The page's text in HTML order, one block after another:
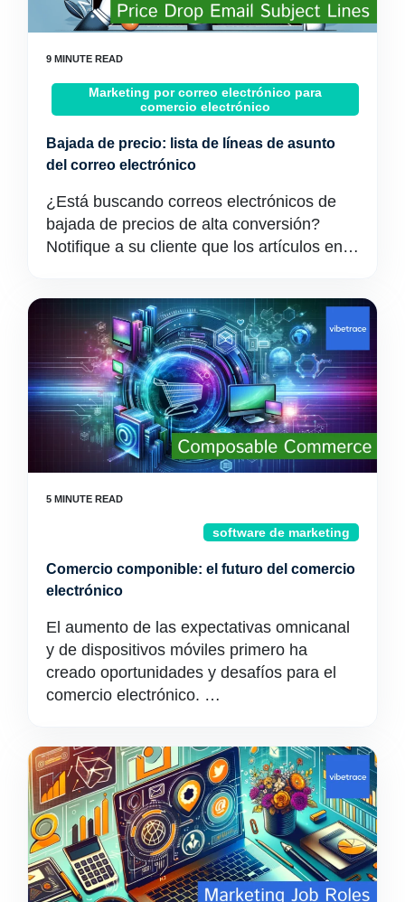
Marketing por correo electrónico para
comercio electrónico
Bajada de precio: lista de líneas de asunto
del correo electrónico
¿Está buscando correos electrónicos de
bajada de precios de alta conversión?
Notifique a su cliente que los artículos en…
software de marketing
Comercio componible: el futuro del comercio
electrónico
El aumento de las expectativas omnicanal
y de dispositivos móviles primero ha
creado oportunidades y desafíos para el
comercio electrónico. …